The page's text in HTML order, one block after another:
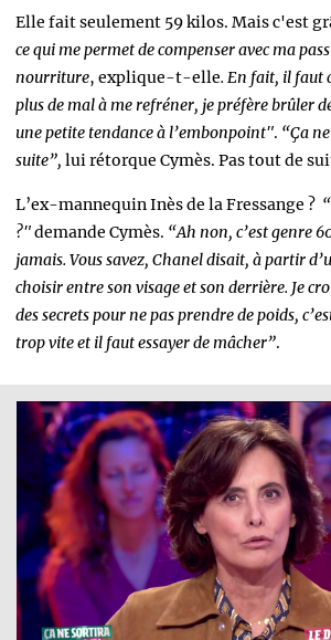
Elle fait seulement 59 kilos. Mais c'est
ce qui me permet de compenser avec ma
nourriture, explique-t-elle. En fait, il faut
plus de mal à me refréner, je préfère brûler
une petite tendance à l’embonpoint". “Ça
suite”, lui rétorque Cymès. Pas tout de
L’ex-mannequin Inès de la Fressange ?
?"demande Cymès. “Ah non, c’est genre
jamais. Vous savez, Chanel disait, à partir
choisir entre son visage et son derrière. Je
des secrets pour ne pas prendre de poids,
trop vite et il faut essayer de mâcher”.